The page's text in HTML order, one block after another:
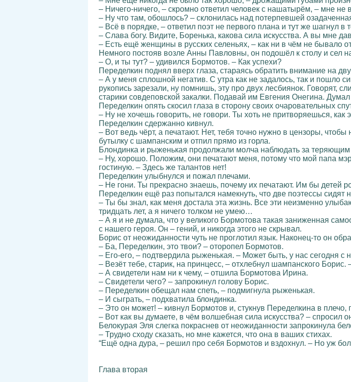
– Ничего-ничего, – скромно ответил человек с нашатырём, – мне не
– Ну что там, обошлось? – склонилась над потерпевшей
– Всё в порядке, – ответил поэт не первого плана и тут же шагнул в
– Слава богу. Видите, Боренька, какова сила искусства. А вы мне
– Есть ещё женщины в русских селеньях, – как ни в чём не бывало
Немного постояв возле Анны Павловны, он подошёл к столу и сел
– О, и ты тут? – удивился Бормотов. – Как успехи?
Переделкин поднял вверх глаза, стараясь обратить внимание на
– А у меня сплошной негатив. С утра как не задалось, так и пошло
рукопись зарезали, ну помнишь, эту про двух лесбиянок. Говорят,
старики совдеповской закалки. Подавай им Евгения Онегина.
Переделкин опять скосил глаза в сторону своих очаровательных
– Ну не хочешь говорить, не говори. Ты хоть не притворяешься,
Переделкин сдержанно кивнул.
– Вот ведь чёрт, а печатают. Нет, тебя точно нужно в цензоры,
бутылку с шампанским и отпил прямо из горла.
Блондинка и рыженькая продолжали молча наблюдать за
– Ну, хорошо. Положим, они печатают меня, потому что мой папа
гостиную. – Здесь же талантов нет!
Переделкин улыбнулся и пожал плечами.
– Не гони. Ты прекрасно знаешь, почему их печатают. Им бы детей
Переделкин ещё раз попытался намекнуть, что две поэтессы
– Ты бы знал, как меня достала эта жизнь. Все эти неизменно
тридцать лет, а я ничего толком не умею…
– А я и не думала, что у великого Бормотова такая заниженная
с нашего героя. Он – гений, и никогда этого не скрывал.
Борис от неожиданности чуть не проглотил язык. Наконец-то он
– Ба, Переделкин, это твои? – оторопел Бормотов.
– Его-его, – подтвердила рыженькая. – Может быть, у нас сегодня с
– Везёт тебе, старик, на принцесс, – отхлебнул шампанского
– А свидетели нам ни к чему, – отшила Бормотова Ирина.
– Свидетели чего? – запрокинул голову Борис.
– Переделкин обещал нам спеть, – подмигнула рыженькая.
– И сыграть, – подхватила блондинка.
– Это он может! – кивнул Бормотов и, стукнув Переделкина в плечо,
– Вот как вы думаете, в чём волшебная сила искусства? – спросил
Белокурая Эля слегка покраснев от неожиданности запрокинула
– Трудно сходу сказать, но мне кажется, что она в ваших стихах.
“Ещё одна дура, – решил про себя Бормотов и вздохнул. – Но уж
Глава вторая